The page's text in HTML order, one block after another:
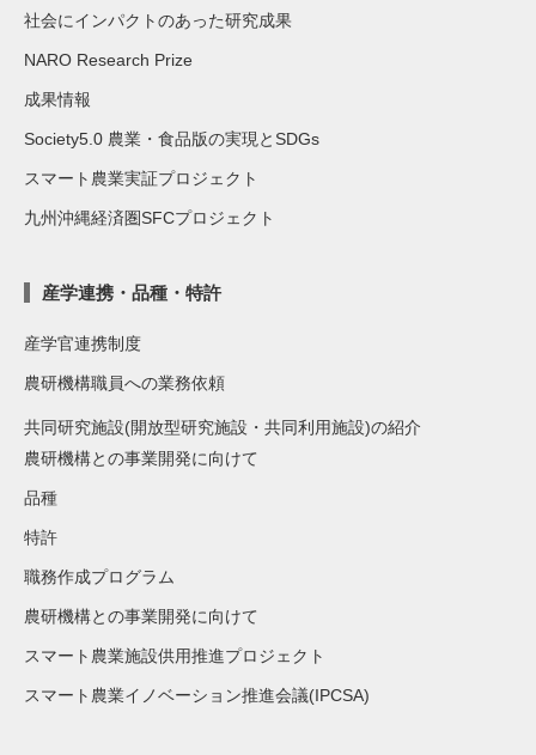
社会にインパクトのあった研究成果
NARO Research Prize
成果情報
Society5.0 農業・食品版の実現とSDGs
スマート農業実証プロジェクト
九州沖縄経済圏SFCプロジェクト
産学連携・品種・特許
産学官連携制度
農研機構職員への業務依頼
共同研究施設(開放型研究施設・共同利用施設)の紹介
農研機構との事業開発に向けて
品種
特許
職務作成プログラム
農研機構との事業開発に向けて
スマート農業施設供用推進プロジェクト
スマート農業イノベーション推進会議(IPCSA)